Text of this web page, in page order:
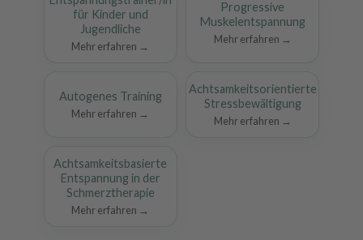
für Kinder und
Jugendliche
Mehr erfahren →
Progressive
Muskelentspannung
Mehr erfahren →
Autogenes Training
Mehr erfahren →
Achtsamkeitsorientierte
Stressbewältigung
Mehr erfahren →
Achtsamkeitsbasierte
Entspannung in der
Schmerztherapie
Mehr erfahren →